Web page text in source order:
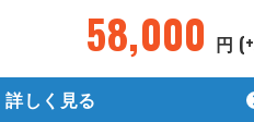
58,000 円
詳しく見る